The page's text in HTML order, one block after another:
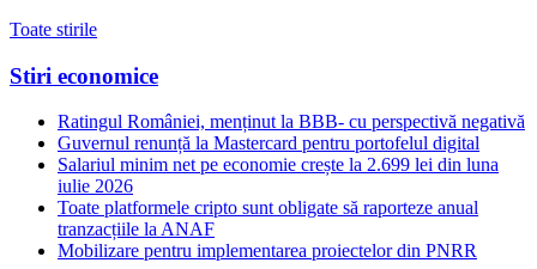
Toate stirile
Stiri economice
Ratingul României, menținut la BBB- cu perspectivă negativă
Guvernul renunță la Mastercard pentru portofelul digital
Salariul minim net pe economie crește la 2.699 lei din luna
iulie 2026
Toate platformele cripto sunt obligate să raporteze anual
tranzacțiile la ANAF
Mobilizare pentru implementarea proiectelor din PNRR